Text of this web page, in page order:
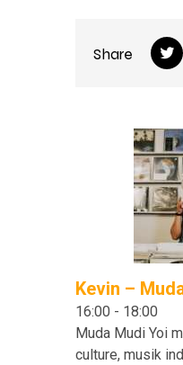
Share
Kevin –
16:00 - 18:00
Muda Mudi Yoi
culture, musik